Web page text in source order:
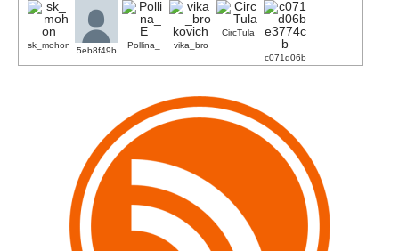
sk_mohon
5eb8f49b
Pollina_ vika_bro
CircTula
c071d06b